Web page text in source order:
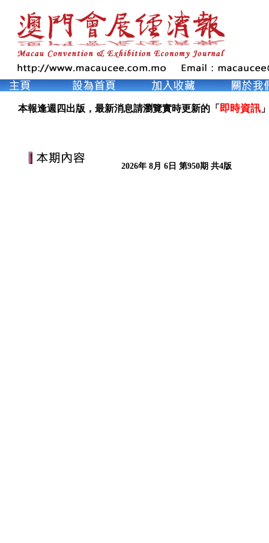
本報逢週四出版，最新消息請瀏覽實時更新的「 即時資訊
2026年 8月 6日 第950期 共4版